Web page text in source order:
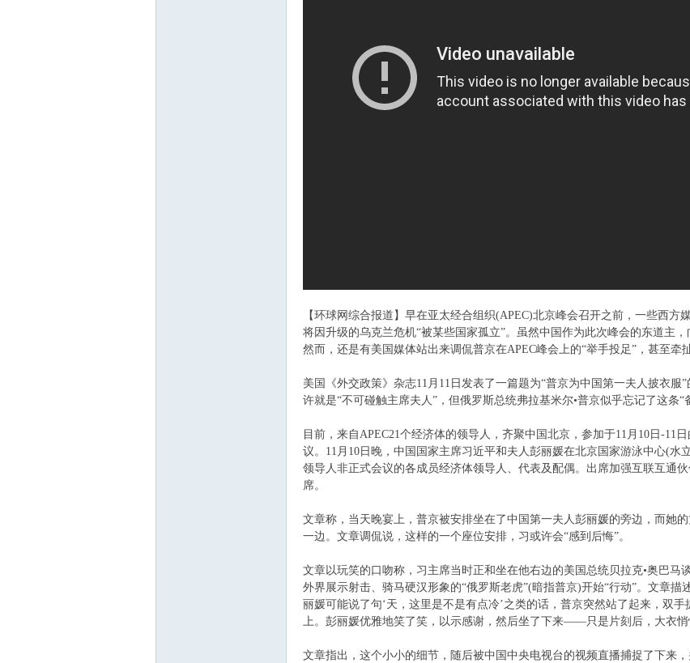
【环球网综合报道】早在亚太经合组织(APEC)北京峰会召开之前，一些西
将因升级的乌克兰危机“被某些国家孤立”。虽然中国作为此次峰会的东道主，
然而，还是有美国媒体站出来调侃普京在APEC峰会上的“举手投足”，甚至牵
美国《外交政策》杂志11月11日发表了一篇题为“普京为中国第一夫人披衣服
许就是“不可碰触主席夫人”，但俄罗斯总统弗拉基米尔•普京似乎忘记了这条“
目前，来自APEC21个经济体的领导人，齐聚中国北京，参加于11月10日-11
议。11月10日晚，中国国家主席习近平和夫人彭丽媛在北京国家游泳中心(水
领导人非正式会议的各成员经济体领导人、代表及配偶。出席加强互联互通
席。
文章称，当天晚宴上，普京被安排坐在了中国第一夫人彭丽媛的旁边，而她
一边。文章调侃说，这样的一个座位安排，习或许会“感到后悔”。
文章以玩笑的口吻称，习主席当时正和坐在他右边的美国总统贝拉克•奥巴马
外界展示射击、骑马硬汉形象的“俄罗斯老虎”(暗指普京)开始“行动”。文章
丽媛可能说了句‘天，这里是不是有点冷’之类的话，普京突然站了起来，双
上。彭丽媛优雅地笑了笑，以示感谢，然后坐了下来——只是片刻后，大衣
文章指出，这个小小的细节，随后被中国中央电视台的视频直播捕捉了下来